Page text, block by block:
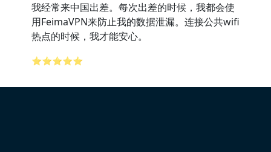
我经常来中国出差。每次出差的时候，我都会使
用FeimaVPN来防止我的数据泄漏。连接公共wifi
热点的时候，我才能安心。
⭐⭐⭐⭐⭐